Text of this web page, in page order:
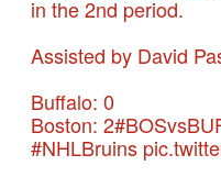
in the 2nd period.
Assisted by David
Buffalo: 0
Boston: 2
#NHLBruins